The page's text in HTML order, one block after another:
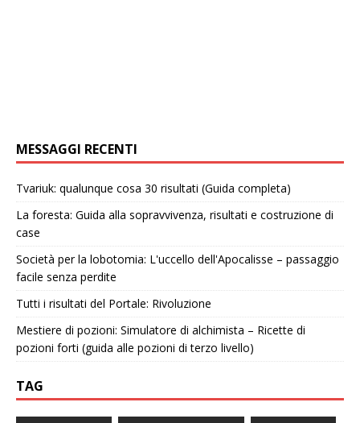
MESSAGGI RECENTI
Tvariuk: qualunque cosa 30 risultati (Guida completa)
La foresta: Guida alla sopravvivenza, risultati e costruzione di
case
Società per la lobotomia: L'uccello dell'Apocalisse – passaggio
facile senza perdite
Tutti i risultati del Portale: Rivoluzione
Mestiere di pozioni: Simulatore di alchimista – Ricette di
pozioni forti (guida alle pozioni di terzo livello)
TAG